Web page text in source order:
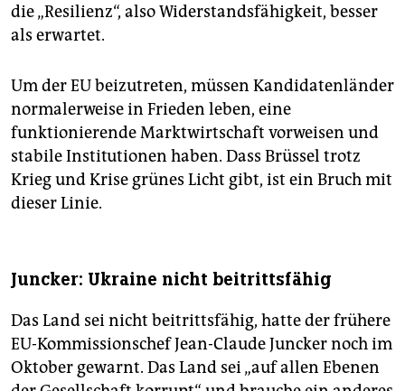
die „Resilienz“, also Widerstandsfähigkeit, besser
als erwartet.
Um der EU beizutreten, müssen Kandidatenländer
normalerweise in Frieden leben, eine
funktionierende Marktwirtschaft vorweisen und
stabile Institutionen haben. Dass Brüssel trotz
Krieg und Krise grünes Licht gibt, ist ein Bruch mit
dieser Linie.
Juncker: Ukraine nicht beitrittsfähig
Das Land sei nicht beitrittsfähig, hatte der frühere
EU-Kommissionschef Jean-Claude Juncker noch im
Oktober gewarnt. Das Land sei „auf allen Ebenen